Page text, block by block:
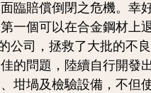
臨賠償倒閉之危機。幸
一個可以在合金鋼材上
公司，拯救了大批的不
的問題，陸續自行開發
坩堝及檢驗設備，不但